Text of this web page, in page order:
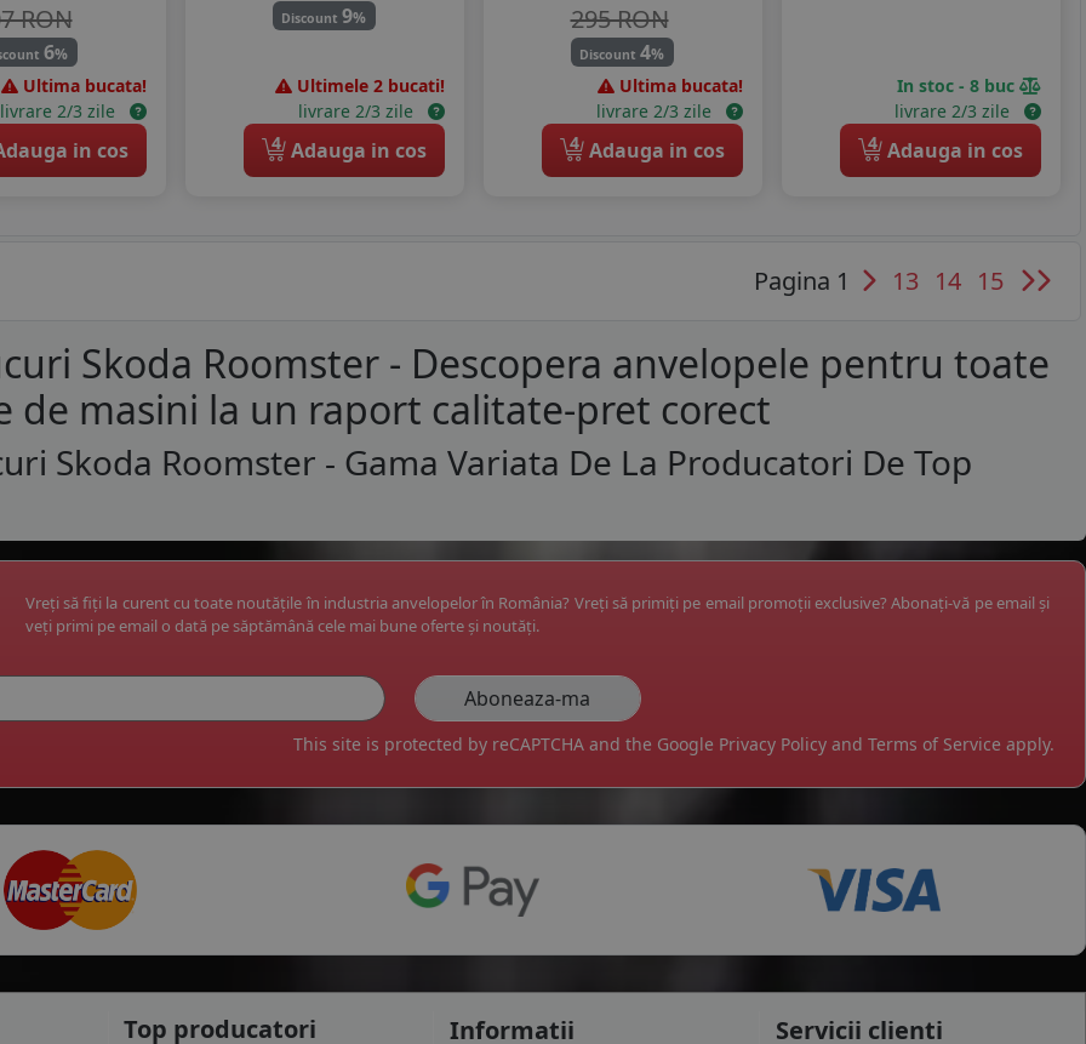
RON
6%
Ultima bucata!
livrare 2/3 zile
in cos
Discount9%
Ultimele 2 bucati!
livrare 2/3 zile
4 Adauga in cos
295 RON
Discount4%
Ultima bucata!
livrare 2/3 zile
4 Adauga in cos
In stoc - 8 buc
livrare 2/3 zile
4 Adauga in cos
Pagina 1 13 14 15
Skoda Roomster - Descopera anvelopele pentru toate
de masini la un raport calitate-pret corect
Skoda Roomster - Gama Variata De La Producatori De Top
Vreți să fiți la curent cu toate noutățile în industria anvelopelor în România? Vreți să primiți pe email promoții exclusive? Abonați-vă pe email și
veți primi pe email o dată pe săptămână cele mai bune oferte și noutăți.
This site is protected by reCAPTCHA and the Google Privacy Policy and Terms of Service apply.
Top producatori Informatii Servicii clienti